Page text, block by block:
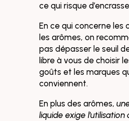
ce qui risque
En ce qui concerne les
les arômes, on
pas dépasser le seuil
libre à vous de choisir
goûts et les marques
conviennent.
En plus des arômes,
liquide exige l’utilisation